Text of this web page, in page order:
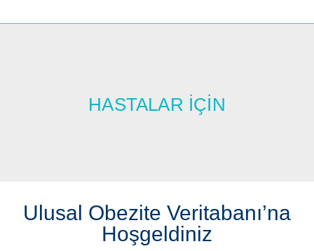
HASTALAR IÇIN
Ulusal Obezite Veritabanı’na
Hoşgeldiniz